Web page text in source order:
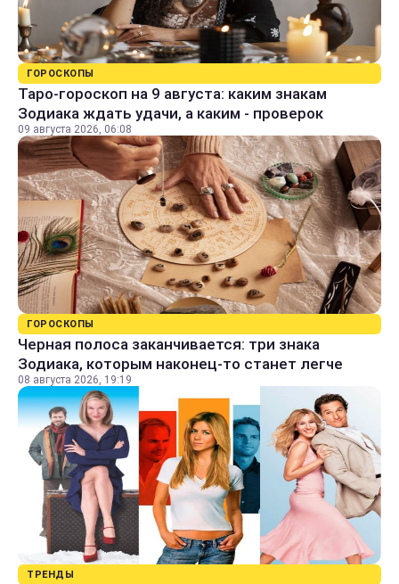
ГОРОСКОПЫ
Таро-гороскоп на 9 августа: каким знакам
Зодиака ждать удачи, а каким - проверок
09 августа 2026, 06:08
ГОРОСКОПЫ
Черная полоса заканчивается: три знака
Зодиака, которым наконец-то станет легче
08 августа 2026, 19:19
ТРЕНДЫ